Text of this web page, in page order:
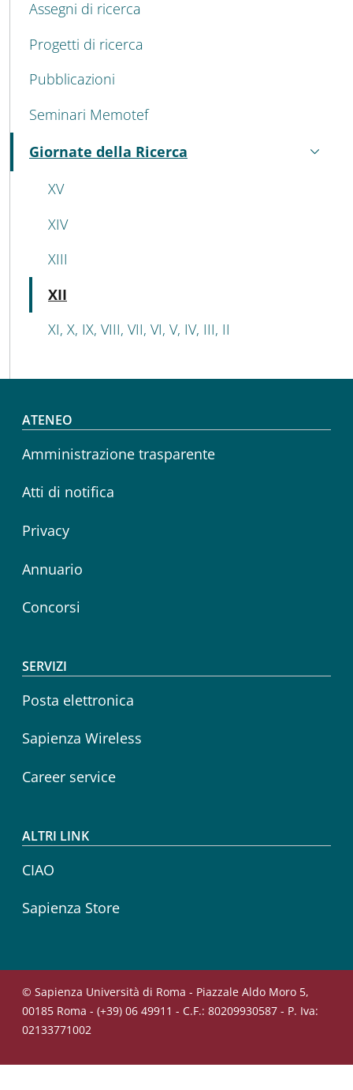
Assegni di ricerca
Progetti di ricerca
Pubblicazioni
Seminari Memotef
Giornate della Ricerca
Attivo
XV
XIV
XIII
XII
XI, X, IX, VIII, VII, VI, V, IV, III, II
Footer menu
ATENEO
Amministrazione trasparente
Atti di notifica
Privacy
Annuario
Concorsi
SERVIZI
Posta elettronica
Sapienza Wireless
Career service
ALTRI LINK
CIAO
Sapienza Store
© Sapienza Università di Roma - Piazzale Aldo Moro 5,
00185 Roma - (+39) 06 49911 - C.F.: 80209930587 - P. Iva:
02133771002